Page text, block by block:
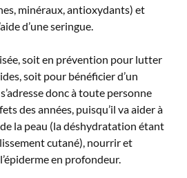
minéraux, antioxydants) et
d’une seringue.
soit en prévention pour lutter
soit pour bénéficier d’un
donc à toute personne
des années, puisqu’il va aider à
la peau (la déshydratation étant
cutané), nourrir et
en profondeur.